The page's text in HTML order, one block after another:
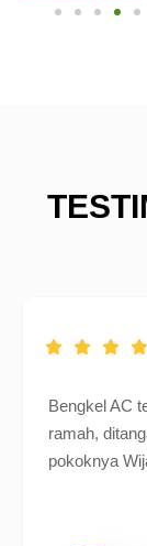
Bengkel AC
ramah,
pokoknya